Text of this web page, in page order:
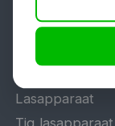
Lasapparaat
Tig lasapparaat